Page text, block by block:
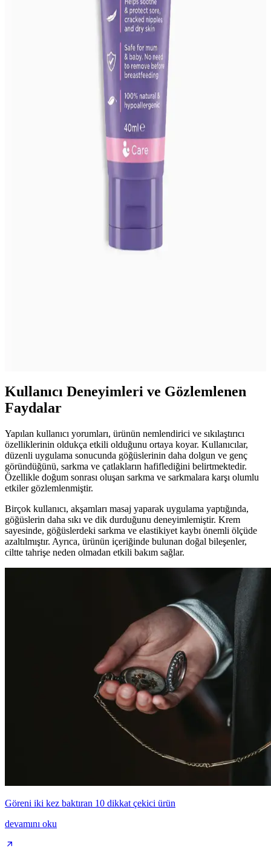
Lansinoh Lanolin 40 ml, doğal içeriği ve etkili formülüyle emziren
anneler ve kuru ciltlere özel güvenilir bir bakım sağlar. Cilt onarımı
ve tahrişi önlemede ideal, kolay kullanımlı ve uzun ömürlüdür.
Mustela Göğüs Kremi ile Doğal ve Güvenilir Göğüs
Mustela göğüs kremi, doğal içerikleriyle emziren ve hamile kadınlar
için güvenli, nemlendirici ve elastikiyeti artırıcı özellikleriyle
çatlakları önleyen etkili bir bakım sağlar.
En İyi Göğüs Kremi Seçimi ve Bakım İpuçlarıyla
Genç ve Sağlıklı Görünüm
Doğru göğüs kremi seçimi ve düzenli bakım ile cilt elastikiyetinizi
artırabilir, yaşlanma belirtilerini geciktirebilirsiniz. Doğal içeriklere
Güçlü Bakım Rehberi
Güçlü içeriklerle göğüs sağlığını ve görünümünü iyileştiren göğüs
Kullanıcı Deneyimleri ve Gözlemlenen
Faydalar
Yapılan kullanıcı yorumları, ürünün nemlendirici ve sıkılaştırıcı
özelliklerinin oldukça etkili olduğunu ortaya koyar. Kullanıcılar,
düzenli uygulama sonucunda göğüslerinin daha dolgun ve genç
göründüğünü, sarkma ve çatlakların hafiflediğini belirtmektedir.
Özellikle doğum sonrası oluşan sarkma ve sarkmalara karşı olumlu
etkiler gözlemlenmiştir.
Birçok kullanıcı, akşamları masaj yaparak uygulama yaptığında,
göğüslerin daha sıkı ve dik durduğunu deneyimlemiştir. Krem
sayesinde, göğüslerdeki sarkma ve elastikiyet kaybı önemli ölçüde
azaltılmıştır. Ayrıca, ürünün içeriğinde bulunan doğal bileşenler,
ciltte tahrişe neden olmadan etkili bakım sağlar.
Göreni iki kez baktıran 10 dikkat çekici ürün
devamını oku